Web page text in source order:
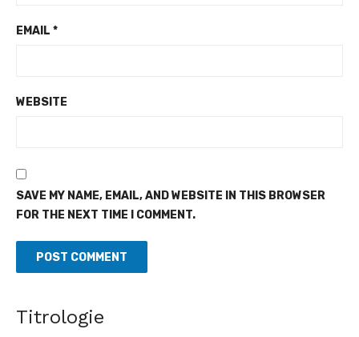
EMAIL *
WEBSITE
SAVE MY NAME, EMAIL, AND WEBSITE IN THIS BROWSER
FOR THE NEXT TIME I COMMENT.
Titrologie